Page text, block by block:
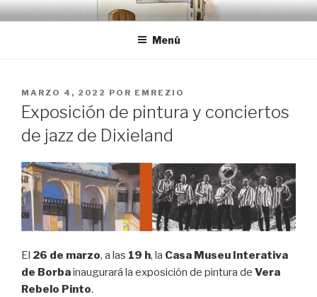
Saltar
al
EMRÉZIO
Casa Museu Interativa de Borba
Menú
PUBLICADO
EL
MARZO 4, 2022 POR EMREZIO
Exposición de pintura y conciertos
de jazz de Dixieland
El 26 de marzo, a las 19 h, la Casa Museu Interativa
de Borbainaugurará la exposición de pintura de Vera
Rebelo Pinto.